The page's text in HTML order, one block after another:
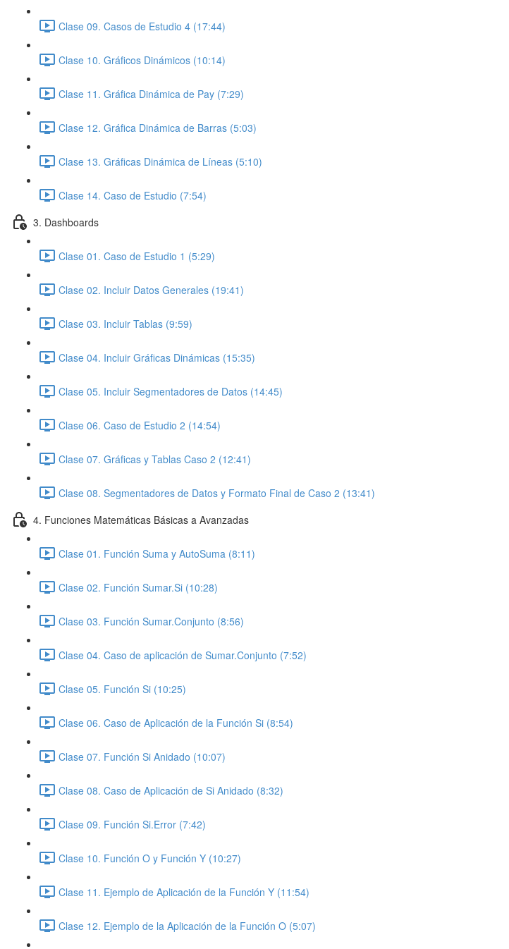
Clase 09. Casos de Estudio 4 (17:44)
Clase 10. Gráficos Dinámicos (10:14)
Clase 11. Gráfica Dinámica de Pay (7:29)
Clase 12. Gráfica Dinámica de Barras (5:03)
Clase 13. Gráficas Dinámica de Líneas (5:10)
Clase 14. Caso de Estudio (7:54)
3. Dashboards
Clase 01. Caso de Estudio 1 (5:29)
Clase 02. Incluir Datos Generales (19:41)
Clase 03. Incluir Tablas (9:59)
Clase 04. Incluir Gráficas Dinámicas (15:35)
Clase 05. Incluir Segmentadores de Datos (14:45)
Clase 06. Caso de Estudio 2 (14:54)
Clase 07. Gráficas y Tablas Caso 2 (12:41)
Clase 08. Segmentadores de Datos y Formato Final de Caso 2 (13:41)
4. Funciones Matemáticas Básicas a Avanzadas
Clase 01. Función Suma y AutoSuma (8:11)
Clase 02. Función Sumar.Si (10:28)
Clase 03. Función Sumar.Conjunto (8:56)
Clase 04. Caso de aplicación de Sumar.Conjunto (7:52)
Clase 05. Función Si (10:25)
Clase 06. Caso de Aplicación de la Función Si (8:54)
Clase 07. Función Si Anidado (10:07)
Clase 08. Caso de Aplicación de Si Anidado (8:32)
Clase 09. Función Si.Error (7:42)
Clase 10. Función O y Función Y (10:27)
Clase 11. Ejemplo de Aplicación de la Función Y (11:54)
Clase 12. Ejemplo de la Aplicación de la Función O (5:07)